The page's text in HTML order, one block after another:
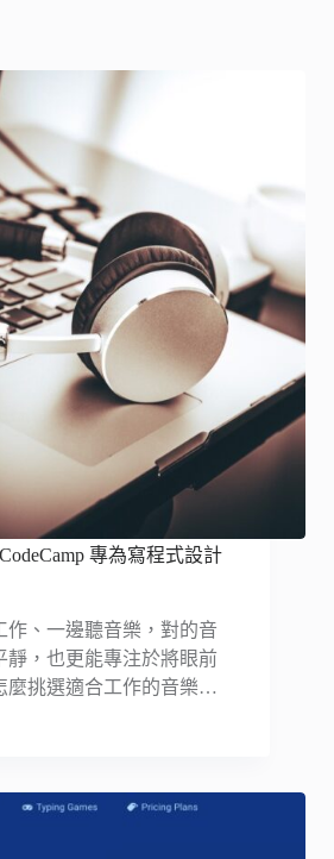
專為寫程式設計
作、一邊聽音樂，對的音
靜，也更能專注於將眼前
麼挑選適合工作的音樂…